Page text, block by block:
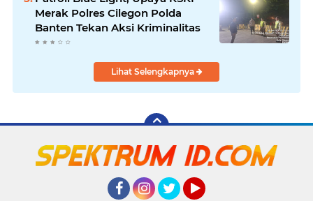
Merak Polres Cilegon Polda
Banten Tekan Aksi Kriminalitas
Lihat Selengkapnya